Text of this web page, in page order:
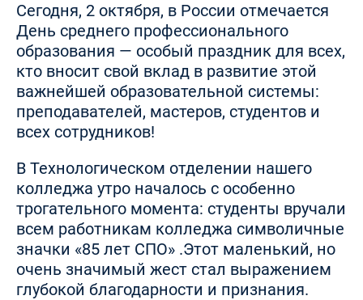
Сегодня, 2 октября, в России отмечается
День среднего профессионального
образования — особый праздник для всех,
кто вносит свой вклад в развитие этой
важнейшей образовательной системы:
преподавателей, мастеров, студентов и
всех сотрудников!
В Технологическом отделении нашего
колледжа утро началось с особенно
трогательного момента: студенты вручали
всем работникам колледжа символичные
значки «85 лет СПО» .Этот маленький, но
очень значимый жест стал выражением
глубокой благодарности и признания.